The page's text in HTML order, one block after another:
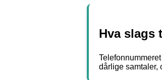
Hva slags
dårlige samtaler,